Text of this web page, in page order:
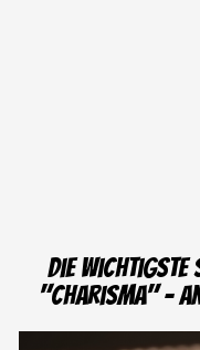
Die wichtigste
"Charisma" –